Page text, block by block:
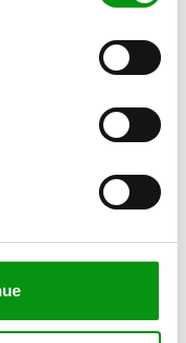
kode uden at skulle
det. Samtidig
kun for